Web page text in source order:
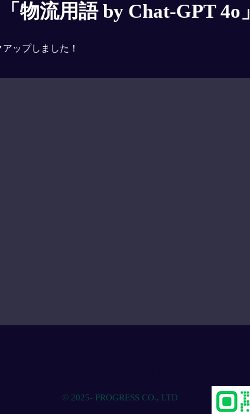
物流用語 by Chat-GPT 4o」
ップしました！
© 2025- PROGRESS CO., LTD